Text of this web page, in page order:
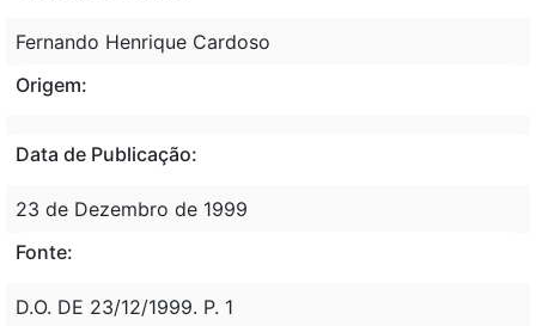
Fernando Henrique Cardoso
Origem:
Data de Publicação:
23 de Dezembro de 1999
Fonte:
D.O. DE 23/12/1999. P. 1